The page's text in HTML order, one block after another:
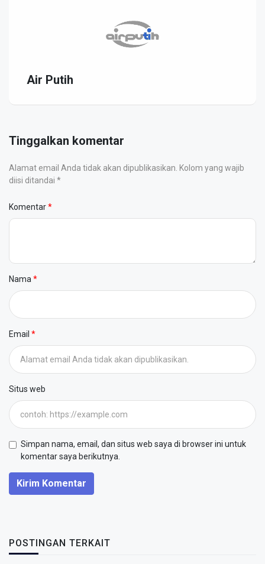
Air Putih
Tinggalkan komentar
Alamat email Anda tidak akan dipublikasikan. Kolom yang wajib
diisi ditandai *
Komentar
Nama
Email
Situs web
Simpan nama, email, dan situs web saya di browser ini untuk
komentar saya berikutnya.
Kirim Komentar
POSTINGAN TERKAIT